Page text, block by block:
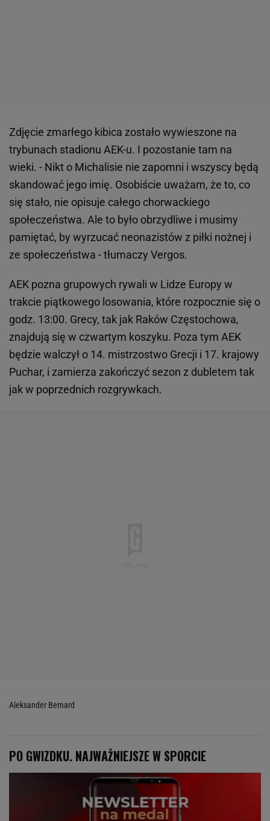
Zdjęcie zmarłego kibica zostało wywieszone na
trybunach stadionu AEK-u. I pozostanie tam na
wieki. - Nikt o Michalisie nie zapomni i wszyscy będą
skandować jego imię. Osobiście uważam, że to, co
się stało, nie opisuje całego chorwackiego
społeczeństwa. Ale to było obrzydliwe i musimy
pamiętać, by wyrzucać neonazistów z piłki nożnej i
ze społeczeństwa - tłumaczy Vergos.
AEK pozna grupowych rywali w Lidze Europy w
trakcie piątkowego losowania, które rozpocznie się o
godz. 13:00. Grecy, tak jak Raków Częstochowa,
znajdują się w czwartym koszyku. Poza tym AEK
będzie walczył o 14. mistrzostwo Grecji i 17. krajowy
Puchar, i zamierza zakończyć sezon z dubletem tak
jak w poprzednich rozgrywkach.
Aleksander Bernard